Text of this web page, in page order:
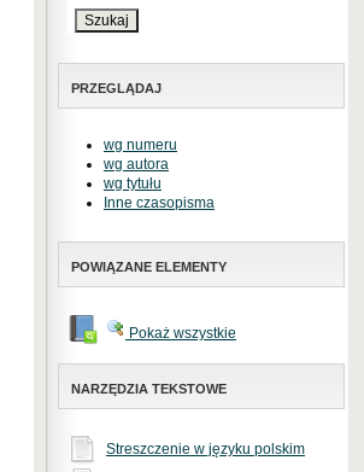
PRZEGLĄDAJ
wg numeru
wg autora
wg tytułu
Inne czasopisma
POWIĄZANE ELEMENTY
Pokaż wszystkie
NARZĘDZIA TEKSTOWE
Streszczenie w języku polskim